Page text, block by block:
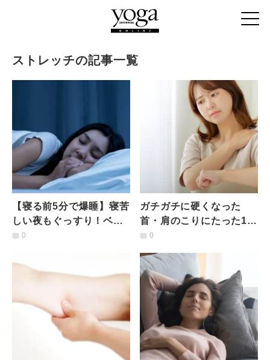
ストレッチの記事一覧
【寝る前5分で爆睡】寝苦
しい夜もぐっすり！ベッ
ドの上でできる"動きなが
0
ガチガチに硬くなった
首・肩のこりにたった1分
で効く！回すだけ簡単【8
0